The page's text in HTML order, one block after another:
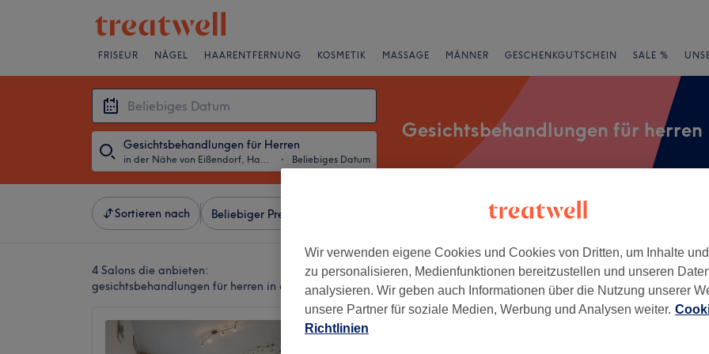
FRISEUR NÄGEL HAARENTFERNUNG KOSMETIK MASSAGE MÄNNER GESCHENKGUTSCHEIN SALE %
Gesichtsbehandlungen für Herren
in der Nähe von Eißendorf, Hamburg ・ Beliebiges Datum
Gesichtsbehandlungen für herren
Sortieren nach Beliebiger Preis Salons Expressangebote
4 Salons die anbieten:
gesichtsbehandlungen für herren in der Nähe von Eißendorf, Hamburg
Mahanakorn Bay Spa
Wir verwenden eigene Cookies und Cookies von Dritten, um Inhalte
zu personalisieren, Medienfunktionen bereitzustellen und unseren
analysieren. Wir geben auch Informationen über die Nutzung unserer
unsere Partner für soziale Medien, Werbung und Analysen weiter.
Richtlinien